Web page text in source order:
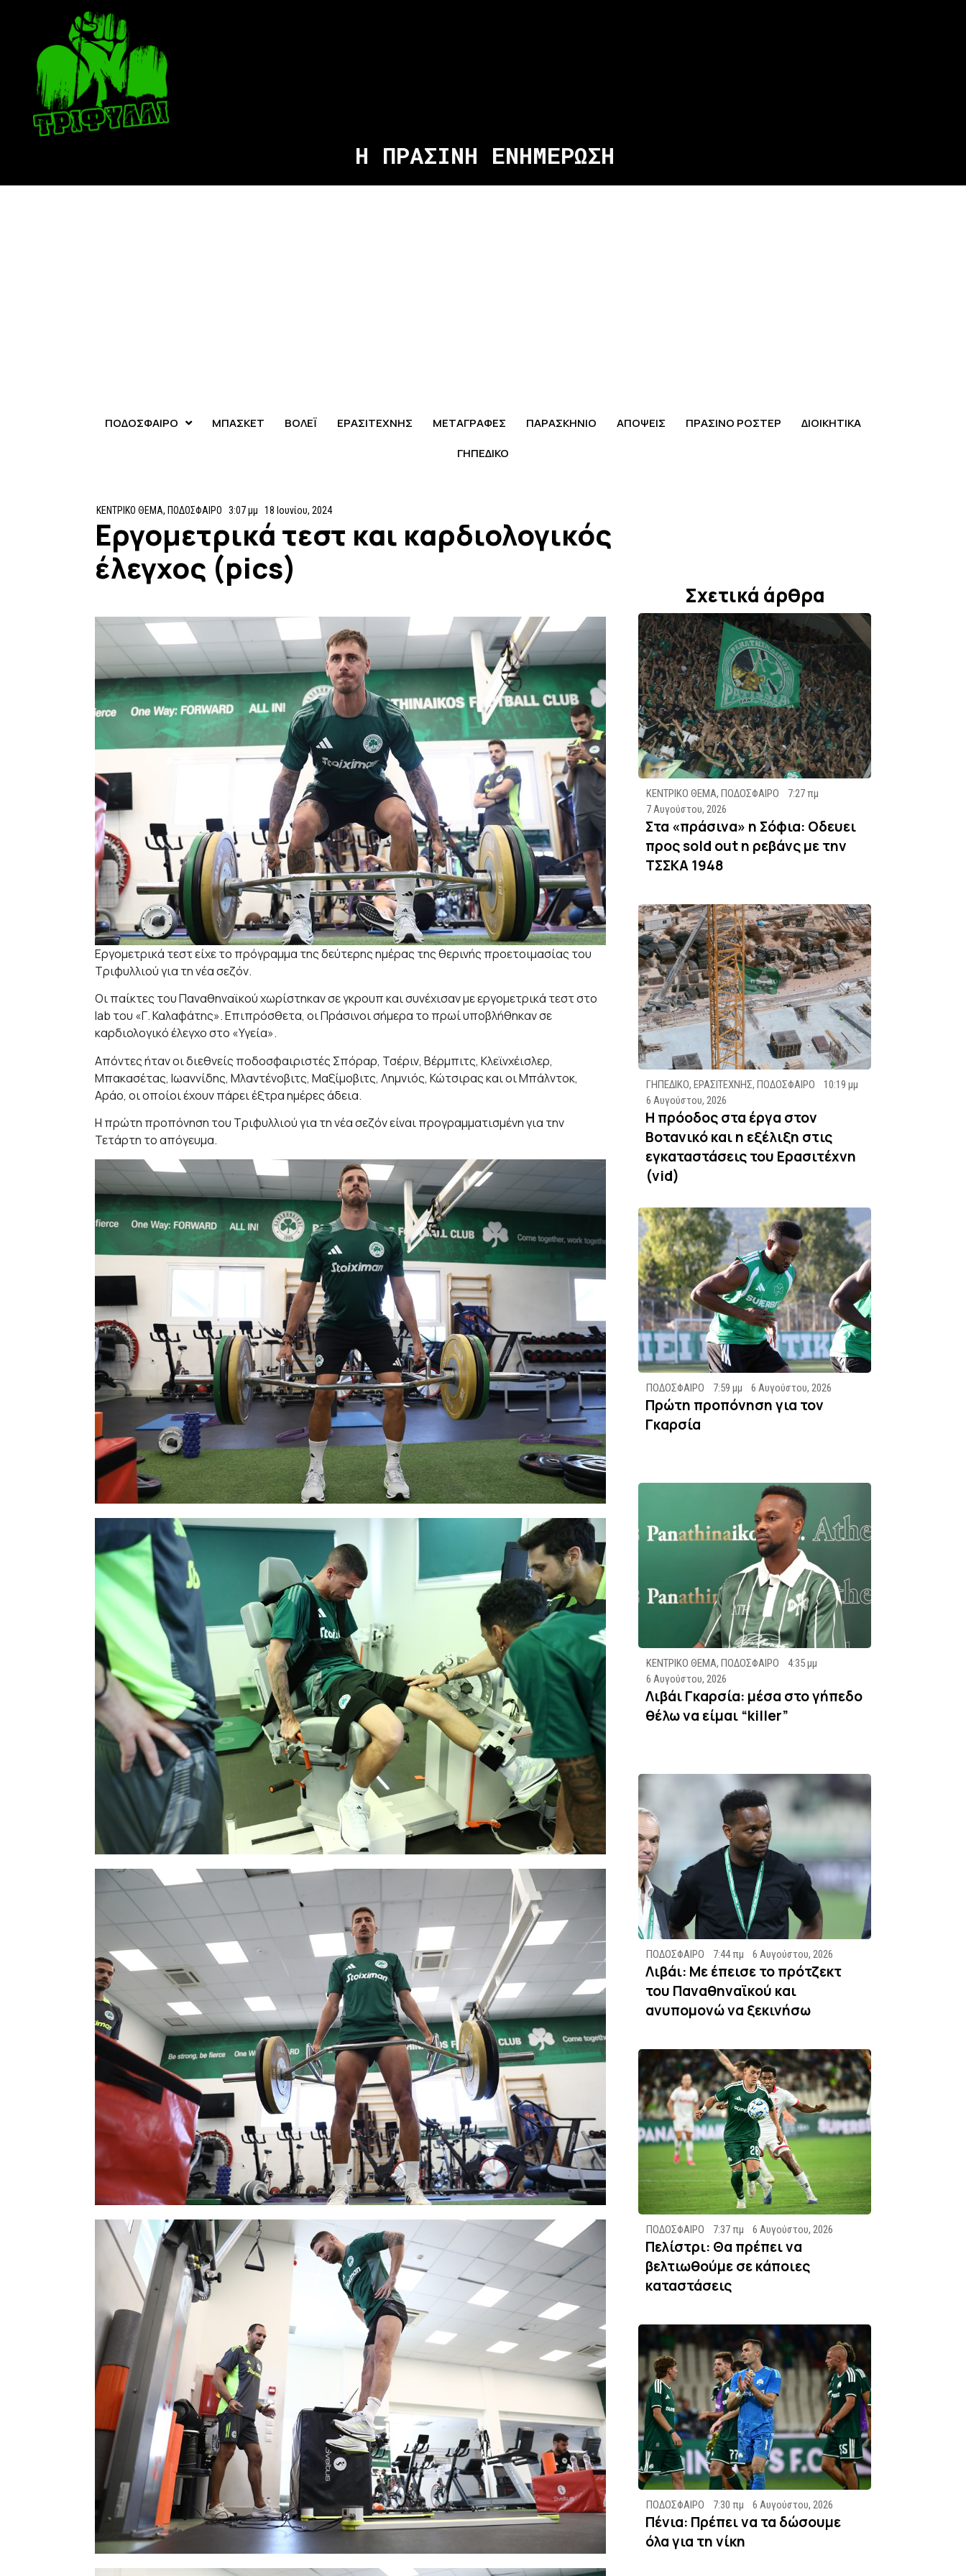
Η ΠΡΑΣΙΝΗ ΕΝΗΜΕΡΩΣΗ
ΠΟΔΟΣΦΑΙΡΟ ΜΠΑΣΚΕΤ ΒΟΛΕΪ ΕΡΑΣΙΤΕΧΝΗΣ ΜΕΤΑΓΡΑΦΕΣ ΠΑΡΑΣΚΗΝΙΟ ΑΠΟΨΕΙΣ ΠΡΑΣΙΝΟ ΡΟΣΤΕΡ
ΔΙΟΙΚΗΤΙΚΑ
ΓΗΠΕΔΙΚΟ
ΚΕΝΤΡΙΚΟ ΘΕΜΑ, ΠΟΔΟΣΦΑΙΡΟ 3:07 μμ 18 Ιουνίου, 2024
Εργομετρικά τεστ και καρδιολογικός
έλεγχος (pics)
Εργομετρικά τεστ είχε το πρόγραμμα της δεύτερης ημέρας της θερινής προετοιμασίας του
Τριφυλλιού για τη νέα σεζόν.
Οι παίκτες του Παναθηναϊκού χωρίστηκαν σε γκρουπ και συνέχισαν με εργομετρικά τεστ στο
lab του «Γ. Καλαφάτης». Επιπρόσθετα, οι Πράσινοι σήμερα το πρωί υποβλήθηκαν σε
καρδιολογικό έλεγχο στο «Υγεία».
Απόντες ήταν οι διεθνείς ποδοσφαιριστές Σπόραρ, Τσέριν, Βέρμπιτς, Κλεϊνχέισλερ,
Μπακασέτας, Ιωαννίδης, Μλαντένοβιτς, Μαξίμοβιτς, Λημνιός, Κώτσιρας και οι Μπάλντοκ,
Αράο, οι οποίοι έχουν πάρει έξτρα ημέρες άδεια.
Η πρώτη προπόνηση του Τριφυλλιού για τη νέα σεζόν είναι προγραμματισμένη για την
Τετάρτη το απόγευμα.
Σχετικά άρθρα
ΚΕΝΤΡΙΚΟ ΘΕΜΑ, ΠΟΔΟΣΦΑΙΡΟ
7:27 πμ
7 Αυγούστου, 2026
Στα «πράσινα» η Σόφια: Οδευει
προς sold out η ρεβάνς με την
ΤΣΣΚΑ 1948
ΓΗΠΕΔΙΚΟ, ΕΡΑΣΙΤΕΧΝΗΣ, ΠΟΔΟΣΦΑΙΡΟ
10:19 μμ
6 Αυγούστου, 2026
Η πρόοδος στα έργα στον
Βοτανικό και η εξέλιξη στις
εγκαταστάσεις του Ερασιτέχνη
(vid)
ΠΟΔΟΣΦΑΙΡΟ 7:59 μμ 6 Αυγούστου, 2026
Πρώτη προπόνηση για τον
Γκαρσία
ΚΕΝΤΡΙΚΟ ΘΕΜΑ, ΠΟΔΟΣΦΑΙΡΟ
4:35 μμ
6 Αυγούστου, 2026
Λιβάι Γκαρσία: μέσα στο γήπεδο
θέλω να είμαι “killer”
ΠΟΔΟΣΦΑΙΡΟ 7:44 πμ 6 Αυγούστου, 2026
Λιβάι: Με έπεισε το πρότζεκτ
του Παναθηναϊκού και
ανυπομονώ να ξεκινήσω
ΠΟΔΟΣΦΑΙΡΟ 7:37 πμ 6 Αυγούστου, 2026
Πελίστρι: Θα πρέπει να
βελτιωθούμε σε κάποιες
καταστάσεις
ΠΟΔΟΣΦΑΙΡΟ 7:30 πμ 6 Αυγούστου, 2026
Πένια: Πρέπει να τα δώσουμε
όλα για τη νίκη